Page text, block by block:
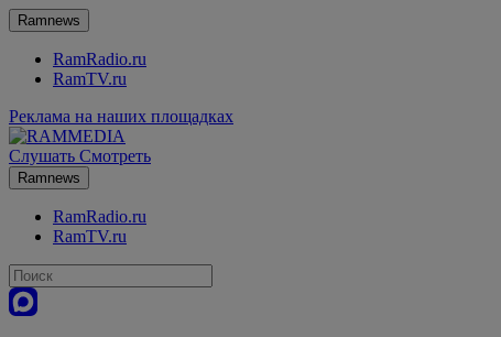
Ramnews
RamRadio.ru
RamTV.ru
Реклама на наших площадках
Слушать Смотреть
Ramnews
RamRadio.ru
RamTV.ru